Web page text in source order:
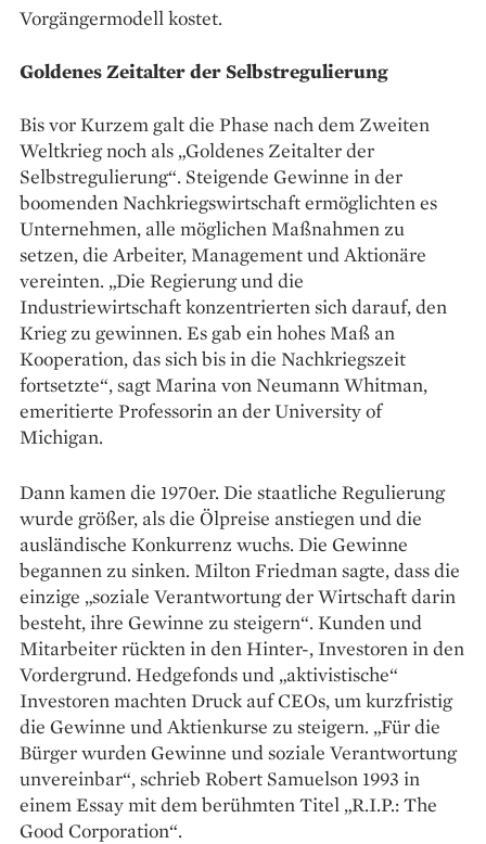
Vorgängermodell kostet.
Goldenes Zeitalter der Selbstregulierung
Bis vor Kurzem galt die Phase nach dem Zweiten
Weltkrieg noch als „Goldenes Zeitalter der
Selbstregulierung“. Steigende Gewinne in der
boomenden Nachkriegswirtschaft ermöglichten es
Unternehmen, alle möglichen Maßnahmen zu
setzen, die Arbeiter, Management und Aktionäre
vereinten. „Die Regierung und die
Industriewirtschaft konzentrierten sich darauf, den
Krieg zu gewinnen. Es gab ein hohes Maß an
Kooperation, das sich bis in die Nachkriegszeit
fortsetzte“, sagt Marina von Neumann Whitman,
emeritierte Professorin an der University of
Michigan.
Dann kamen die 1970er. Die staatliche ­Regulierung
wurde größer, als die Ölpreise anstiegen und die
ausländische Konkurrenz wuchs. Die Gewinne
begannen zu sinken. Milton Friedman sagte, dass die
einzige „soziale Verantwortung der Wirtschaft darin
besteht, ihre Gewinne zu steigern“. Kunden und
Mitarbeiter rückten in den Hinter-, Investoren in den
Vordergrund. Hedgefonds und „aktivistische“
Investoren machten Druck auf CEOs, um kurzfristig
die ­Gewinne und Aktienkurse zu steigern. „Für die
Bürger wurden Gewinne und soziale Verantwortung
unvereinbar“, schrieb Robert Samuelson 1993 in
einem Essay mit dem berühmten Titel „R.I.P.: The
Good Corporation“.